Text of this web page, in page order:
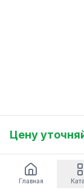
Цену
Главная